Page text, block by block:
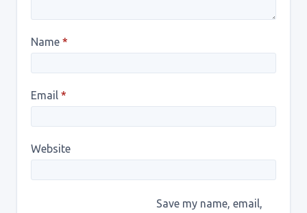
Name *
Email *
Website
Save my name, email,